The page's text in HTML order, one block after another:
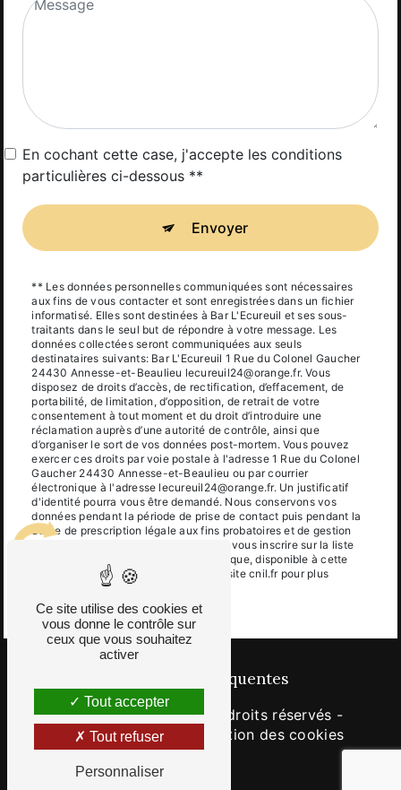
En cochant cette case, j'accepte les conditions
particulières ci-dessous **
Envoyer
** Les données personnelles communiquées sont nécessaires
aux fins de vous contacter et sont enregistrées dans un fichier
informatisé. Elles sont destinées à Bar L'Ecureuil et ses sous-
traitants dans le seul but de répondre à votre message. Les
données collectées seront communiquées aux seuls
destinataires suivants: Bar L'Ecureuil 1 Rue du Colonel Gaucher
24430 Annesse-et-Beaulieu lecureuil24@orange.fr. Vous
disposez de droits d’accès, de rectification, d’effacement, de
portabilité, de limitation, d’opposition, de retrait de votre
consentement à tout moment et du droit d’introduire une
réclamation auprès d’une autorité de contrôle, ainsi que
d’organiser le sort de vos données post-mortem. Vous pouvez
exercer ces droits par voie postale à l'adresse 1 Rue du Colonel
Gaucher 24430 Annesse-et-Beaulieu ou par courrier
électronique à l'adresse lecureuil24@orange.fr. Un justificatif
d'identité pourra vous être demandé. Nous conservons vos
données pendant la période de prise de contact puis pendant la
durée de prescription légale aux fins probatoires et de gestion
des contentieux. Vous avez le droit de vous inscrire sur la liste
d'opposition au démarchage téléphonique, disponible à cette
Bloctel.gouv.fr
. Consultez le site cnil.fr pour plus
d’informations sur vos droits.
Recherches fréquentes
©Vistalid- 2026 - Tous droits réservés -
Mentions légales
Gestion des cookies
Ce site utilise des cookies et
vous donne le contrôle sur
ceux que vous souhaitez
activer
Tout accepter
Tout refuser
Personnaliser